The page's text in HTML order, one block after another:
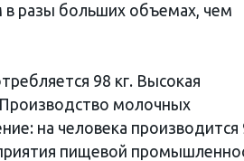
разы больших объемах, чем
98 кг. Высокая
молочных
на человека производится
пищевой